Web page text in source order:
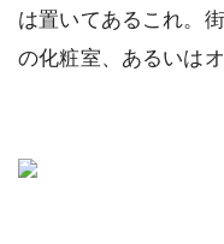
は置いてあるこれ。
の化粧室、あるいは